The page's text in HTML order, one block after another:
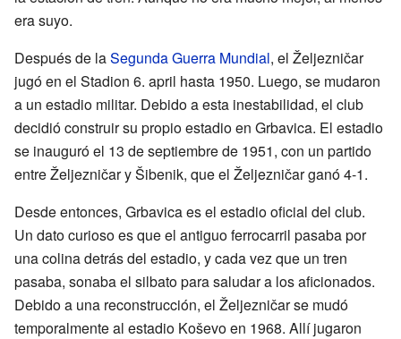
era suyo.
Después de laSegunda Guerra Mundial, el Željezničar
jugó en el Stadion 6. april hasta 1950. Luego, se mudaron
a un estadio militar. Debido a esta inestabilidad, el club
decidió construir su propio estadio en Grbavica. El estadio
se inauguró el 13 de septiembre de 1951, con un partido
entre Željezničar y Šibenik, que el Željezničar ganó 4-1.
Desde entonces, Grbavica es el estadio oficial del club.
Un dato curioso es que el antiguo ferrocarril pasaba por
una colina detrás del estadio, y cada vez que un tren
pasaba, sonaba el silbato para saludar a los aficionados.
Debido a una reconstrucción, el Željezničar se mudó
temporalmente al estadio Koševo en 1968. Allí jugaron